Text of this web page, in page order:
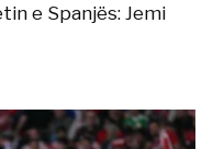
e Spanjës: Jemi